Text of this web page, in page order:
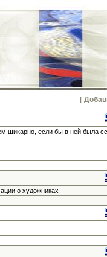
[
шикарно, если бы в ней была
о художниках